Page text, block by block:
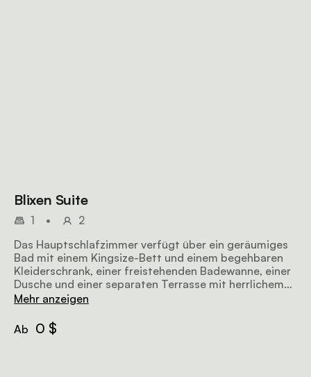
Blixen Suite
1 •
2
Das Hauptschlafzimmer verfügt über ein geräumiges
Bad mit einem Kingsize-Bett und einem begehbaren
Kleiderschrank, einer freistehenden Badewanne, einer
Dusche und einer separaten Terrasse mit herrlichem
Blick auf die Umgebung. Butler-Service verfügbar
Mehr anzeigen
Ab 0 $